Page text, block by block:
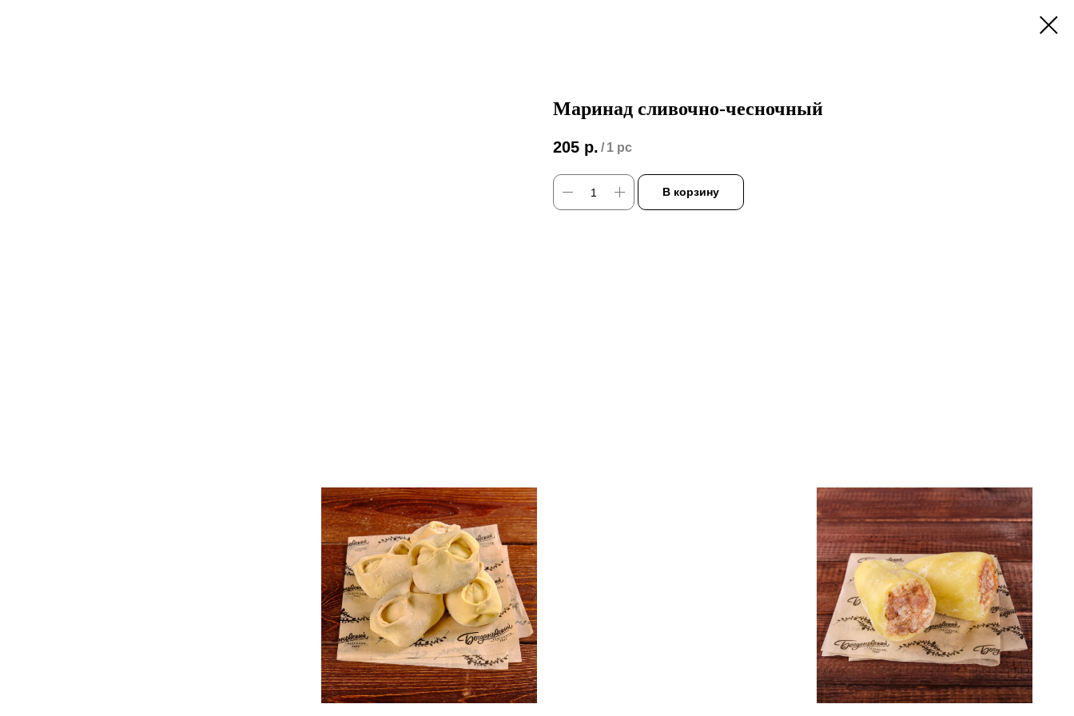
Маринад сливочно-чесночный
205 р. / 1 pc
В корзину